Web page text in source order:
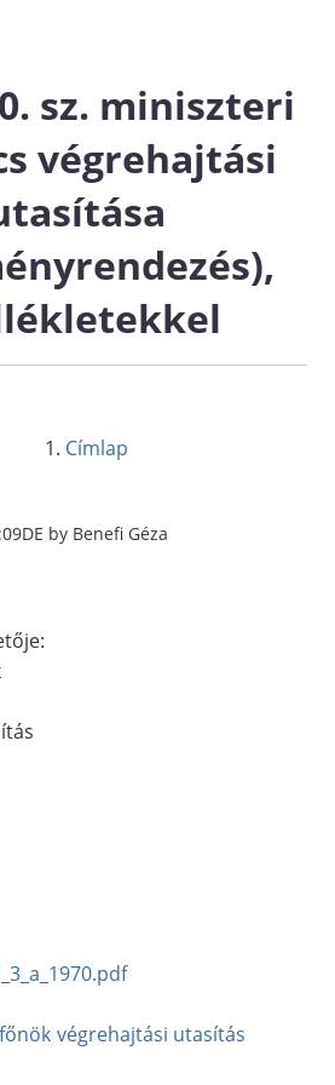
sz. miniszteri
végrehajtási
Címlap
by Benefi Géza
végrehajtási utasítás